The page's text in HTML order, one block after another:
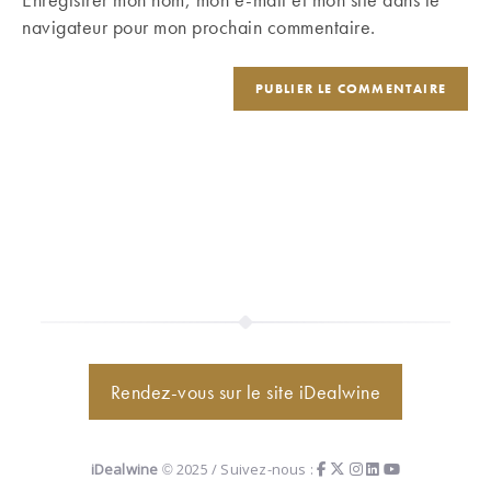
(facultatif)
navigateur pour mon prochain commentaire.
Rendez-vous sur le site iDealwine
iDealwine © 2025 / Suivez-nous :